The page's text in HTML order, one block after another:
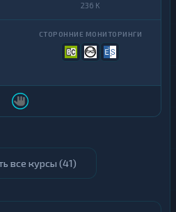
236 K
все курсы (41)